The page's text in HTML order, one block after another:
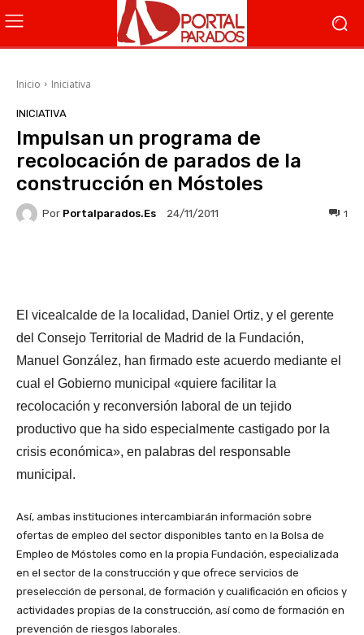
Inicio Iniciativa
INICIATIVA
Impulsan un programa de
recolocación de parados de la
construcción en Móstoles
Por Portalparados.es 24/11/2011 1
El vicealcalde de la localidad, Daniel Ortiz, y el gerente
del Consejo Territorial de Madrid de la Fundación,
Manuel González, han firmado este acuerdo mediante el
cual el Gobierno municipal «quiere facilitar la
recolocación y reconversión laboral de un tejido
productivo que ha sido especialmente castigado por la
crisis económica», en palabras del responsable
municipal.
Así, ambas instituciones intercambiarán información sobre
ofertas de empleo del sector disponibles tanto en la Bolsa de
Empleo de Móstoles como en la propia Fundación, especializada
en el sector de la construcción y que ofrece servicios de
preselección de personal, de formación y cualificación en oficios y
actividades propias de la construcción, así como de formación en
prevención de riesgos laborales.